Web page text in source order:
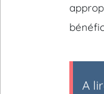
A